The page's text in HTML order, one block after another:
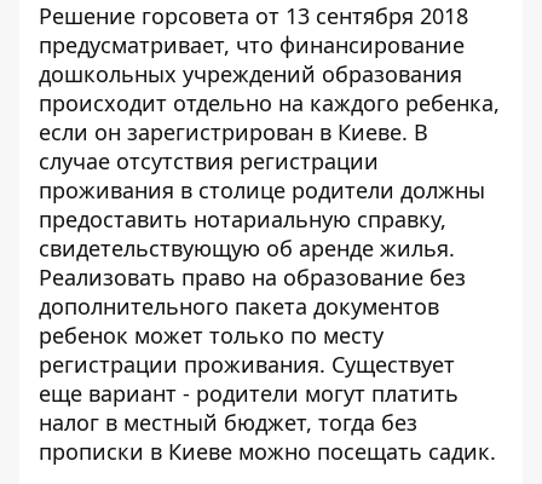
Решение горсовета от 13 сентября 2018
предусматривает, что финансирование
дошкольных учреждений образования
происходит отдельно на каждого ребенка,
если он зарегистрирован в Киеве. В
случае отсутствия регистрации
проживания в столице родители должны
предоставить нотариальную справку,
свидетельствующую об аренде жилья.
Реализовать право на образование без
дополнительного пакета документов
ребенок может только по месту
регистрации проживания. Существует
еще вариант - родители могут платить
налог в местный бюджет, тогда без
прописки в Киеве можно посещать садик.